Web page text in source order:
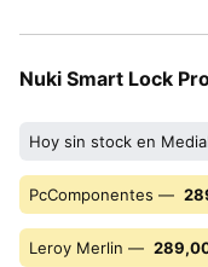
Nuki Smart Lock
Hoy sin stock en
PcComponentes —
Leroy Merlin —